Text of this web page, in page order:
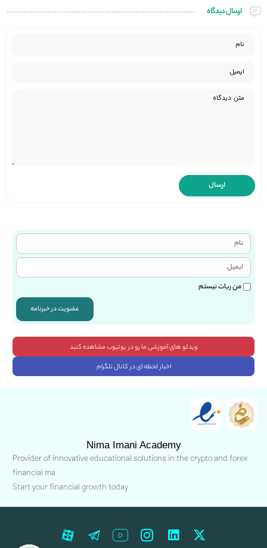
ارسال دیدگاه
من ربات نیستم
عضویت در خبرنامه
ویدئو های آموزشی ما رو در یوتیوب مشاهده کنید
اخبار لحظه ای در کانال تلگرام
Nima Imani Academy
Provider of innovative educational solutions in the crypto and forex
financial ma
Start your financial growth today